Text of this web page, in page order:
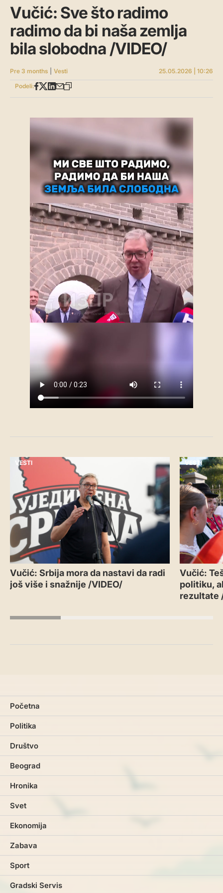
Vučić: Sve što radimo
radimo da bi naša zemlja
bila slobodna /VIDEO/
Pre 3 months Vesti
25.05.2026 | 10:26
Podeli:
VESTI
Vučić: Srbija mora da nastavi da radi
još više i snažnije /VIDEO/
VESTI
Vučić:
politiku,
rezultate
Početna
Politika
Društvo
Beograd
Hronika
Svet
Ekonomija
Zabava
Sport
Gradski Servis